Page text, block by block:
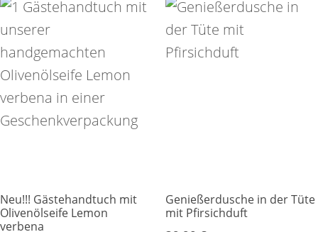
Neu!!! Gästehandtuch mit
Olivenölseife Lemon
verbena
Genießerdusche in der Tüte
mit Pfirsichduft